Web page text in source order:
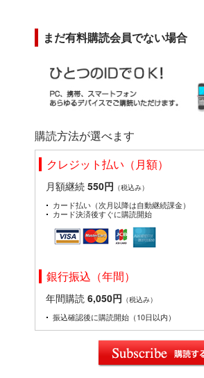
まだ有料購読会員でない場合
購読方法が選べます
クレジット払い（月額）
月額継続 550円 （税込み）
カード払い（次月以降は自動継続課金）
カード決済後すぐに購読開始
銀行振込（年間）
年間購読 6,050円 （税込み）
振込確認後に購読開始（10日以内）